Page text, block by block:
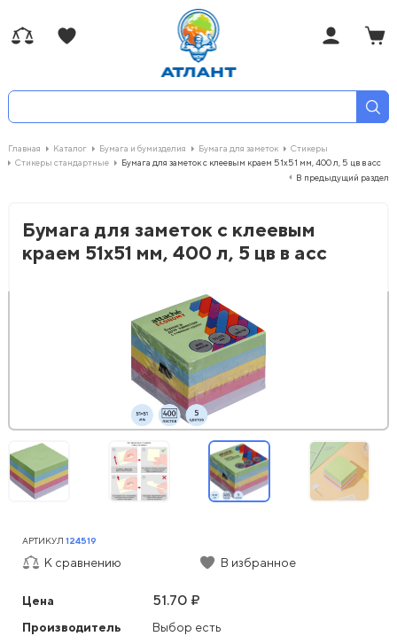
Главная Каталог Бумага и бумизделия Бумага для заметок
Стикеры
Стикеры стандартные
Бумага для заметок с клеевым краем 51x51 мм, 400 л, 5 цв в асс
В предыдущий раздел
Бумага для заметок с клеевым
краем 51x51 мм, 400 л, 5 цв в асс
Цена 51.70 ₽
Производитель
Выбор есть
АРТИКУЛ 124519
К сравнению В избранное